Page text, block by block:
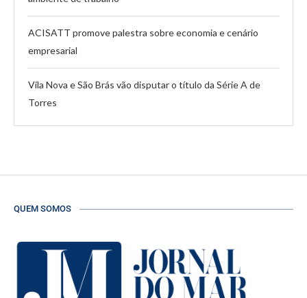
ACISATT promove palestra sobre economia e cenário
empresarial
Vila Nova e São Brás vão disputar o título da Série A de
Torres
QUEM SOMOS